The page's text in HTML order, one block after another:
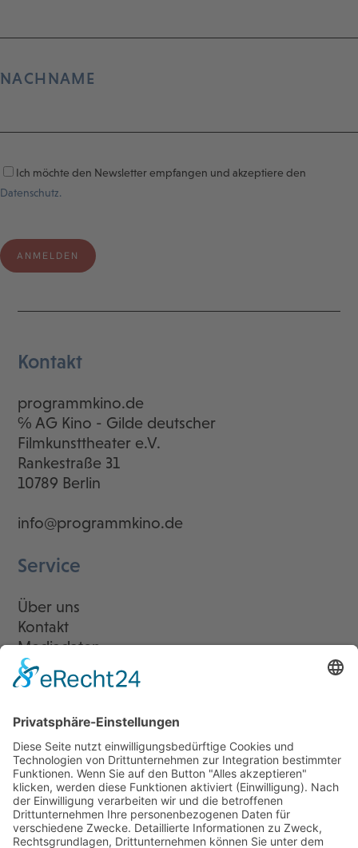
NACHNAME
Ich möchte den Newsletter empfangen und akzeptiere den
Datenschutz.
Kontakt
programmkino.de
℅ AG Kino - Gilde deutscher
Filmkunsttheater e.V.
Rankestraße 31
10789 Berlin
info@programmkino.de
Service
Über uns
Kontakt
Mediadaten
Newsletter
LogIn
Legal
Impressum
Datenschutzerklärung
Cookie-Einstellungen